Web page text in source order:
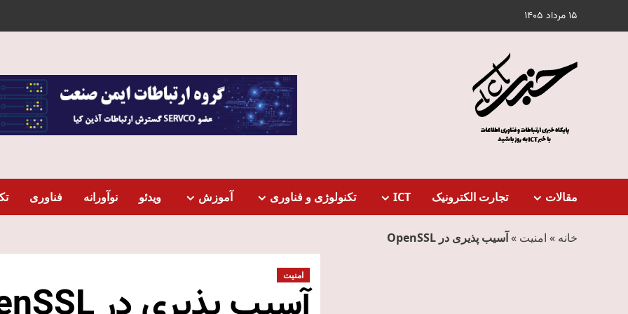
15 مرداد 1405
مقالات تجارت الکترونیک ICT تکنولوژی و فناوری آموزش ویدئو نوآورانه فناوری
خانه » امنیت »آسیب‌‏ پذیری‏ در OpenSSL
امنیت